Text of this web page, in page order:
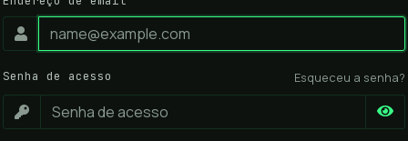
Senha de acesso Esqueceu a senha?